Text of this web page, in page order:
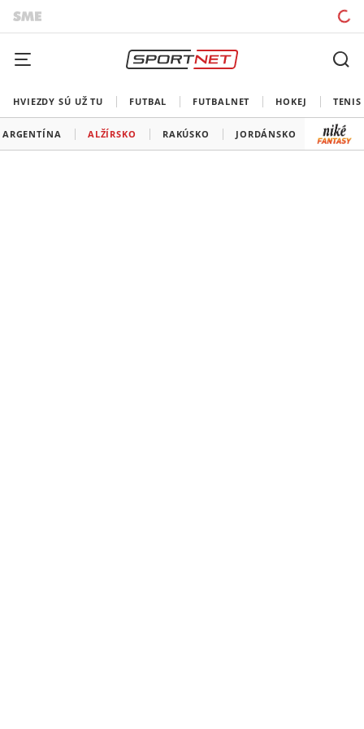
HVIEZDY SÚ UŽ TU FUTBAL FUTBALNET HOKEJ TENIS
ARGENTÍNA ALŽÍRSKO RAKÚSKO JORDÁNSKO